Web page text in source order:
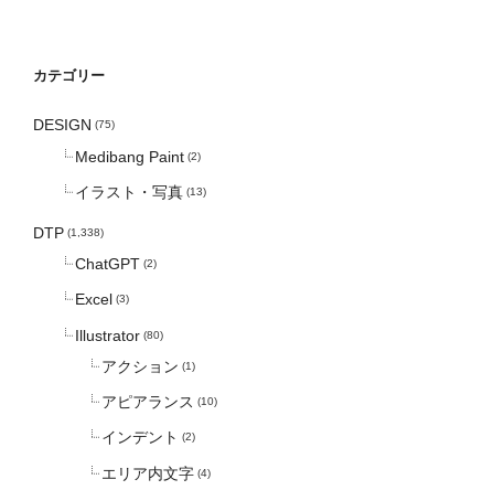
カテゴリー
DESIGN (75)
Medibang Paint (2)
イラスト・写真 (13)
DTP (1,338)
ChatGPT (2)
Excel (3)
Illustrator (80)
アクション (1)
アピアランス (10)
インデント (2)
エリア内文字 (4)